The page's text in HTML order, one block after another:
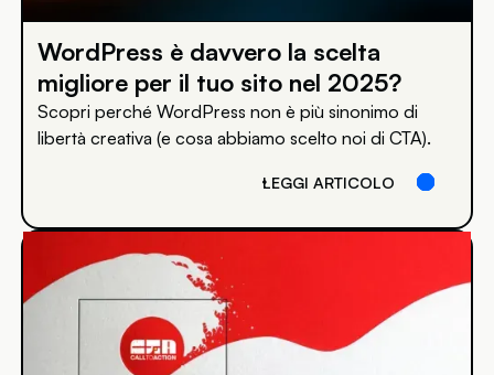
WordPress è davvero la scelta
migliore per il tuo sito nel 2025?
Scopri perché WordPress non è più sinonimo di
libertà creativa (e cosa abbiamo scelto noi di CTA).
LEGGI ARTICOLO